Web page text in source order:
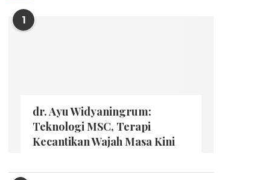
1
dr. Ayu Widyaningrum:
Teknologi MSC, Terapi
Kecantikan Wajah Masa Kini